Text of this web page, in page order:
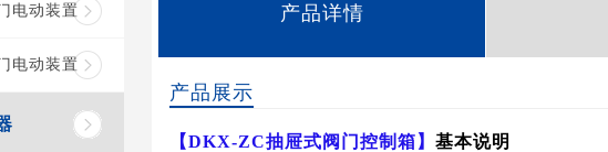
电动装置
电动装置
产品详情
产品展示
【DKX-ZC抽屉式阀门控制箱】 基本说明